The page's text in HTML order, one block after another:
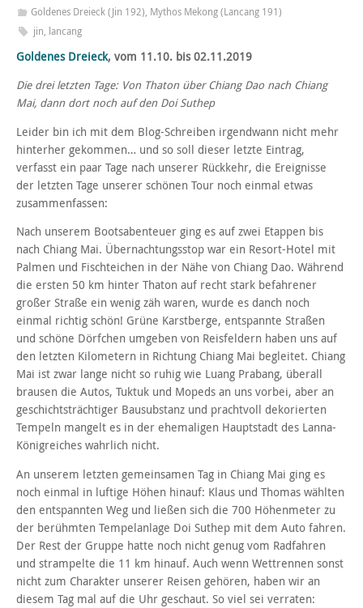
Goldenes Dreieck (Jin 192), Mythos Mekong (Lancang 191)
jin, lancang
Goldenes Dreieck, vom 11.10. bis 02.11.2019
Die drei letzten Tage: Von Thaton über Chiang Dao nach Chiang
Mai, dann dort noch auf den Doi Suthep
Leider bin ich mit dem Blog-Schreiben irgendwann nicht mehr
hinterher gekommen… und so soll dieser letzte Eintrag,
verfasst ein paar Tage nach unserer Rückkehr, die Ereignisse
der letzten Tage unserer schönen Tour noch einmal etwas
zusammenfassen:
Nach unserem Bootsabenteuer ging es auf zwei Etappen bis
nach Chiang Mai. Übernachtungsstop war ein Resort-Hotel mit
Palmen und Fischteichen in der Nähe von Chiang Dao. Während
die ersten 50 km hinter Thaton auf recht stark befahrener
großer Straße ein wenig zäh waren, wurde es danch noch
einmal richtig schön! Grüne Karstberge, entspannte Straßen
und schöne Dörfchen umgeben von Reisfeldern haben uns auf
den letzten Kilometern in Richtung Chiang Mai begleitet. Chiang
Mai ist zwar lange nicht so ruhig wie Luang Prabang, überall
brausen die Autos, Tuktuk und Mopeds an uns vorbei, aber an
geschichtsträchtiger Bausubstanz und prachtvoll dekorierten
Tempeln mangelt es in der ehemaligen Hauptstadt des Lanna-
Königreiches wahrlich nicht.
An unserem letzten gemeinsamen Tag in Chiang Mai ging es
noch einmal in luftige Höhen hinauf: Klaus und Thomas wählten
den entspannten Weg und ließen sich die 700 Höhenmeter zu
der berühmten Tempelanlage Doi Suthep mit dem Auto fahren.
Der Rest der Gruppe hatte noch nicht genug vom Radfahren
und strampelte die 11 km hinauf. Auch wenn Wettrennen sonst
nicht zum Charakter unserer Reisen gehören, haben wir an
diesem Tag mal auf die Uhr geschaut. So viel sei verraten: